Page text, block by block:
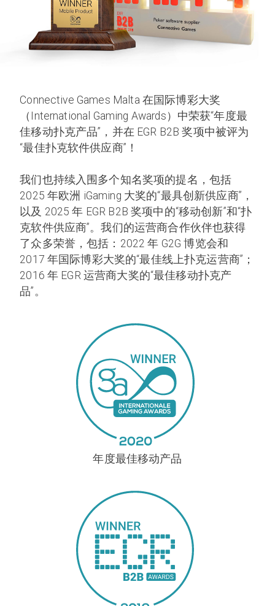
Connective Games Malta 在国际博彩大奖
（International Gaming Awards）中荣获“年度最
佳移动扑克产品”，并在 EGR B2B 奖项中被评为
“最佳扑克软件供应商”！
我们也持续入围多个知名奖项的提名，包括
2025 年欧洲 iGaming 大奖的“最具创新供应商”，
以及 2025 年 EGR B2B 奖项中的“移动创新”和“扑
克软件供应商”。我们的运营商合作伙伴也获得
了众多荣誉，包括：2022 年 G2G 博览会和
2017 年国际博彩大奖的“最佳线上扑克运营商”；
2016 年 EGR 运营商大奖的“最佳移动扑克产
品”。
年度最佳移动产品